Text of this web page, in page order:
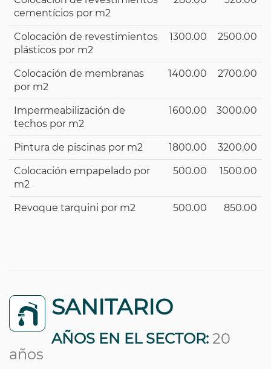
cementícios por m2
Colocación de revestimientos
plásticos por m2
1300.00 2500.00
Colocación de membranas
por m2
1400.00 2700.00
Impermeabilización de
techos por m2
1600.00 3000.00
Pintura de piscinas por m2 1800.00 3200.00
Colocación empapelado por
m2
500.00 1500.00
Revoque tarquini por m2 500.00 850.00
SANITARIO
AÑOS EN EL SECTOR: 20
años